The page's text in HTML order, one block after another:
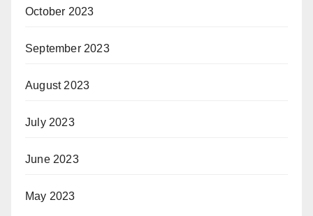
October 2023
September 2023
August 2023
July 2023
June 2023
May 2023